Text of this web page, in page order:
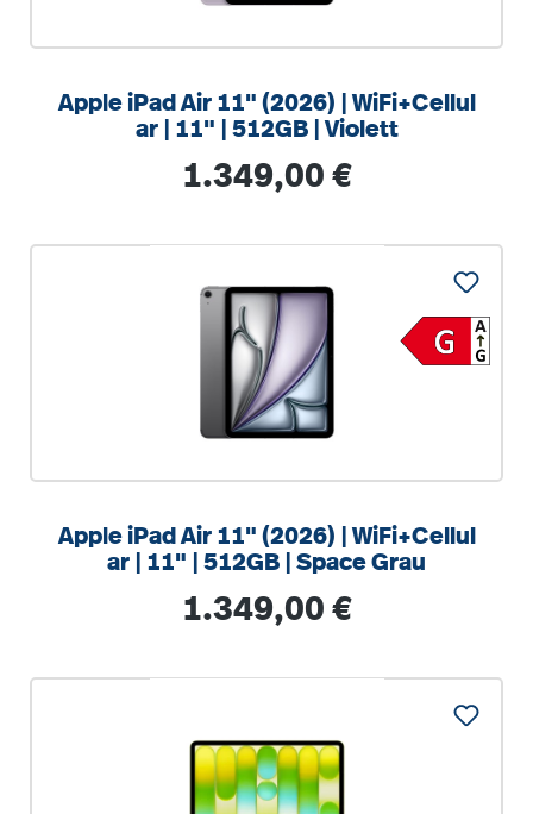
Apple iPad Air 11" (2026) | WiFi+Cellul
ar | 11" | 512GB | Violett
Regulärer Preis:
1.349,00 €
Apple iPad Air 11" (2026) | WiFi+Cellul
ar | 11" | 512GB | Space Grau
Regulärer Preis:
1.349,00 €